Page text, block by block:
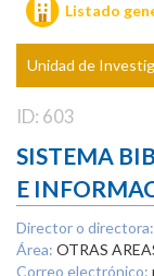
Listado
Unidad de
ID: 603
SISTEMA
E
Director o directora:
Área: OTRAS
Correo electrónico: